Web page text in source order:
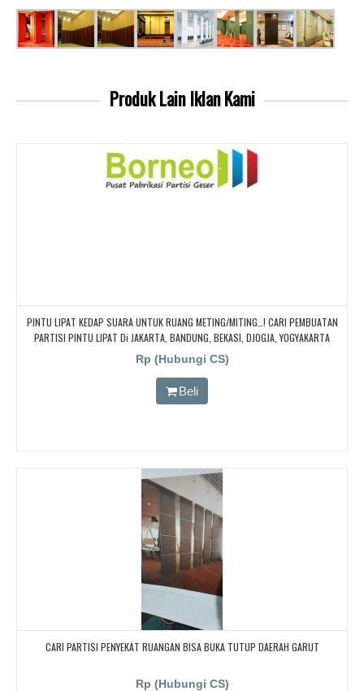
Produk LainIklan Kami
PINTU LIPAT KEDAP SUARA UNTUK RUANG METING/MITING…! CARI PEMBUATAN
PARTISI PINTU LIPAT Di JAKARTA, BANDUNG, BEKASI, DJOGJA, YOGYAKARTA
TANGERANG, BOGOR,. BORNEO PABRIK PARTISI PINTU LIPAT, Pintu Lipat Kedap
Rp (Hubungi CS)
Beli
CARI PARTISI PENYEKAT RUANGAN BISA BUKA TUTUP DAERAH GARUT
Rp (Hubungi CS)